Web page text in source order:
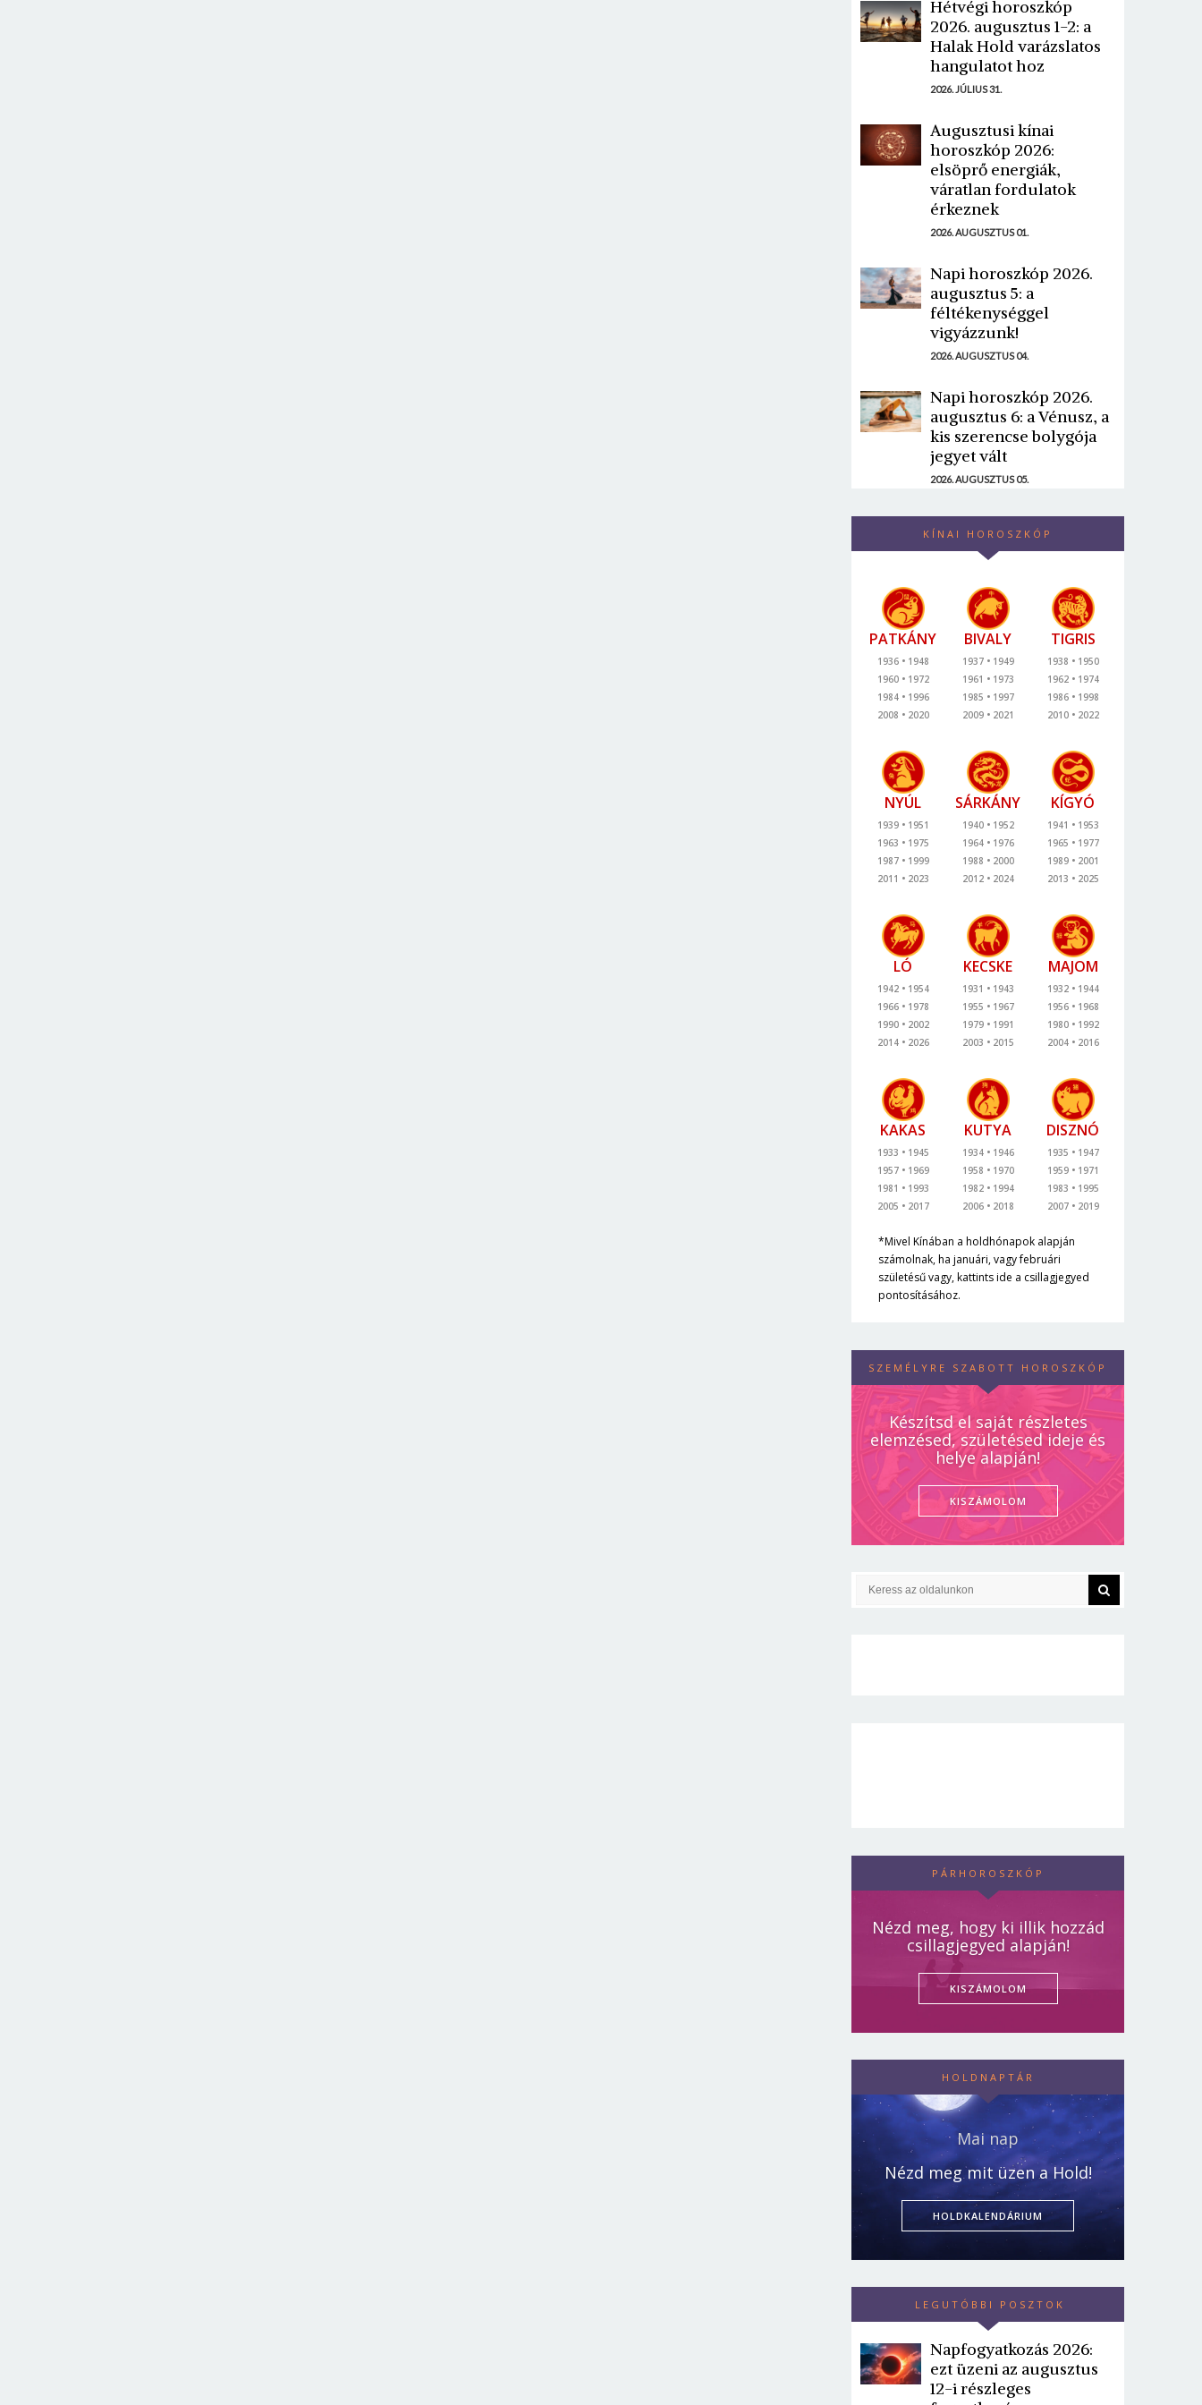
Hétvégi horoszkóp
2026. augusztus 1-2: a
Halak Hold varázslatos
hangulatot hoz
2026. JÚLIUS 31.
Augusztusi kínai
horoszkóp 2026:
elsöprő energiák,
váratlan fordulatok
érkeznek
2026. AUGUSZTUS 01.
Napi horoszkóp 2026.
augusztus 5: a
féltékenységgel
vigyázzunk!
2026. AUGUSZTUS 04.
Napi horoszkóp 2026.
augusztus 6: a Vénusz, a
kis szerencse bolygója
jegyet vált
2026. AUGUSZTUS 05.
KÍNAI HOROSZKÓP
PATKÁNY
1936
1948
1960
1972
1984
1996
2008
2020
BIVALY
1937
1949
1961
1973
1985
1997
2009
2021
TIGRIS
1938
1950
1962
1974
1986
1998
2010
2022
NYÚL
1939
1951
1963
1975
1987
1999
2011
2023
SÁRKÁNY
1940
1952
1964
1976
1988
2000
2012
2024
KÍGYÓ
1941
1953
1965
1977
1989
2001
2013
2025
LÓ
1942
1954
1966
1978
1990
2002
2014
2026
KECSKE
1931
1943
1955
1967
1979
1991
2003
2015
MAJOM
1932
1944
1956
1968
1980
1992
2004
2016
KAKAS
1933
1945
1957
1969
1981
1993
2005
2017
KUTYA
1934
1946
1958
1970
1982
1994
2006
2018
DISZNÓ
1935
1947
1959
1971
1983
1995
2007
2019
*Mivel Kínában a holdhónapok alapján
számolnak, ha januári, vagy februári
születésű vagy, kattints ide a csillagjegyed
pontosításához.
SZEMÉLYRE SZABOTT HOROSZKÓP
Készítsd el saját részletes
elemzésed, születésed ideje és
helye alapján!
KISZÁMOLOM
PÁRHOROSZKÓP
Nézd meg, hogy ki illik hozzád
csillagjegyed alapján!
KISZÁMOLOM
HOLDNAPTÁR
Mai nap
Nézd meg mit üzen a Hold!
HOLDKALENDÁRIUM
LEGUTÓBBI POSZTOK
Napfogyatkozás 2026:
ezt üzeni az augusztus
12-i részleges